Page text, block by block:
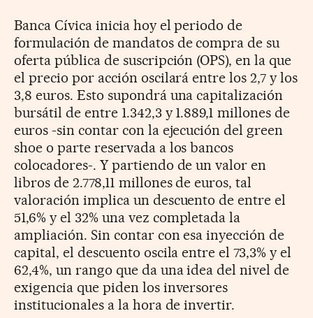
Banca Cívica inicia hoy el periodo de
formulación de mandatos de compra de su
oferta pública de suscripción (OPS), en la que
el precio por acción oscilará entre los 2,7 y los
3,8 euros. Esto supondrá una capitalización
bursátil de entre 1.342,3 y 1.889,1 millones de
euros -sin contar con la ejecución del green
shoe o parte reservada a los bancos
colocadores-. Y partiendo de un valor en
libros de 2.778,11 millones de euros, tal
valoración implica un descuento de entre el
51,6% y el 32% una vez completada la
ampliación. Sin contar con esa inyección de
capital, el descuento oscila entre el 73,3% y el
62,4%, un rango que da una idea del nivel de
exigencia que piden los inversores
institucionales a la hora de invertir.